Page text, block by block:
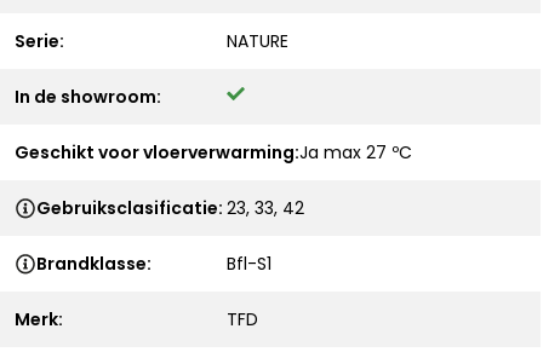
Serie: NATURE
In de showroom:
Geschikt voor vloerverwarming:Ja max 27 ºC
Gebruiksclasificatie: 23, 33, 42
Brandklasse: Bfl-S1
Merk: TFD